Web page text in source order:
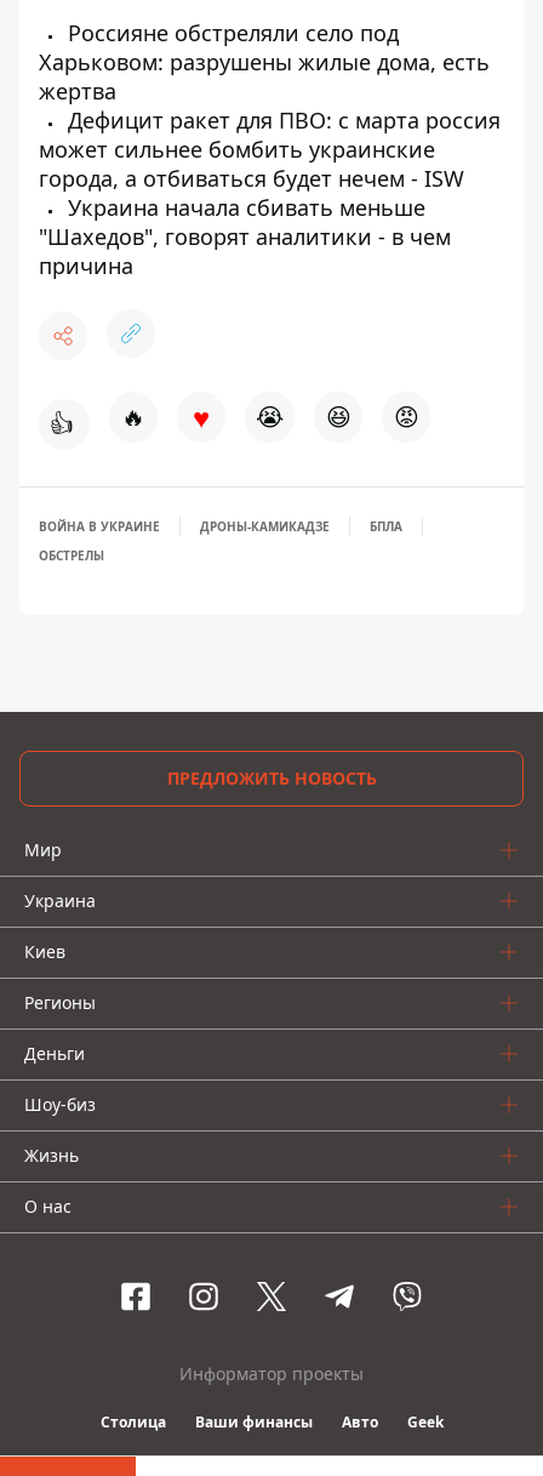
Россияне обстреляли село под
Харьковом: разрушены жилые дома, есть
жертва
Дефицит ракет для ПВО: с марта россия
может сильнее бомбить украинские
города, а отбиваться будет нечем - ISW
Украина начала сбивать меньше
"Шахедов", говорят аналитики - в чем
причина
👍 🔥 ♥ 😭 😆 😡
ВОЙНА В УКРАИНЕ ДРОНЫ-КАМИКАДЗЕ
БПЛА
ОБСТРЕЛЫ
ПРЕДЛОЖИТЬ НОВОСТЬ
Мир
Украина
Киев
Регионы
Деньги
Шоу-биз
Жизнь
О нас
Информатор проекты
Столица Ваши финансы Авто Geek